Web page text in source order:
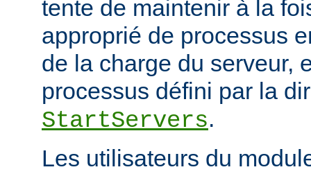
tente de maintenir à la
approprié de processus
de la charge du serveur,
processus défini par la
StartServers.
Les utilisateurs du